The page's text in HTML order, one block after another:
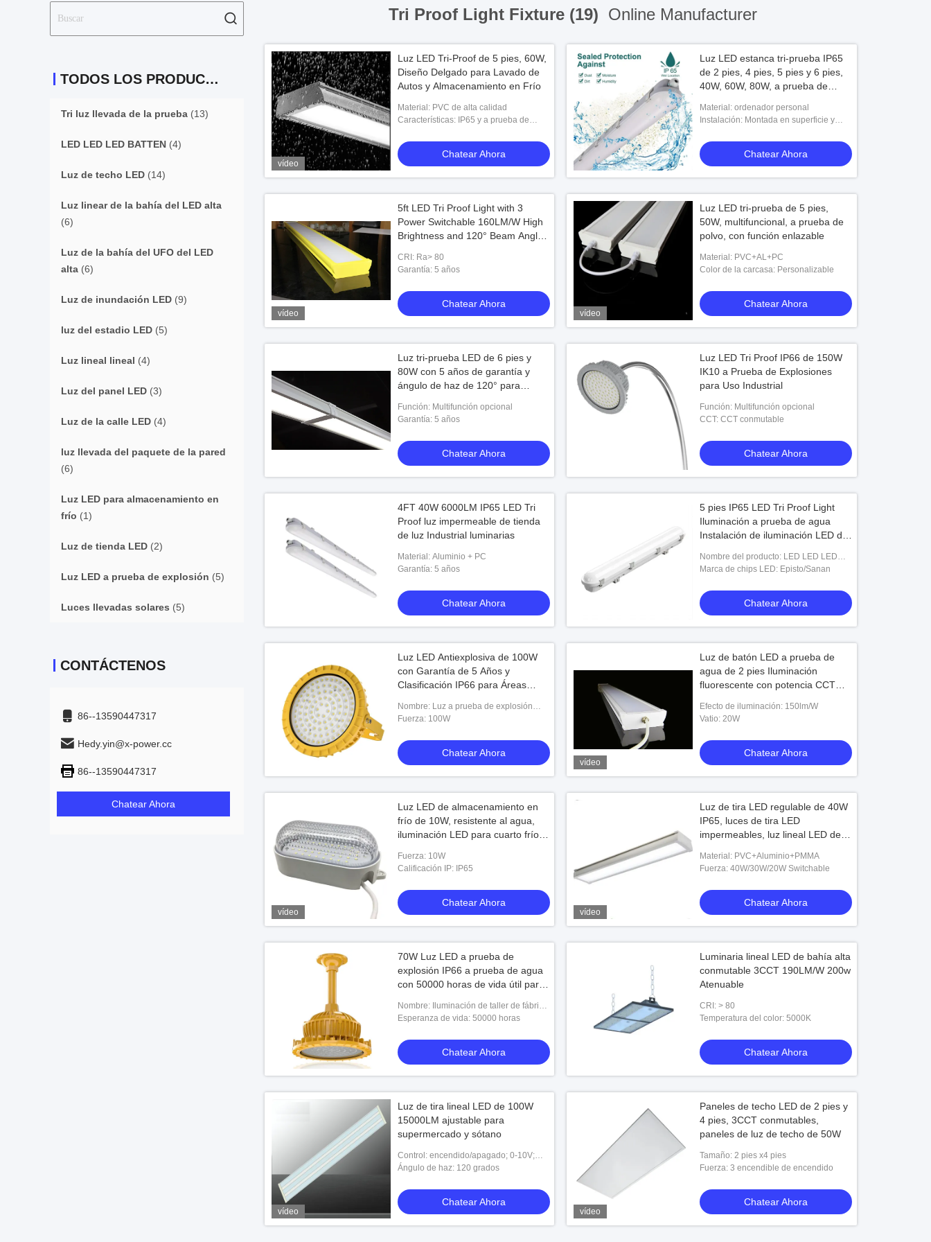
TODOS LOS PRODUCTOS
Tri luz llevada de la prueba (13)
LED LED LED BATTEN (4)
Luz de techo LED (14)
Luz linear de la bahía del LED alta
(6)
Luz de la bahía del UFO del LED
alta (6)
Luz de inundación LED (9)
luz del estadio LED (5)
Luz lineal lineal (4)
Luz del panel LED (3)
Luz de la calle LED (4)
luz llevada del paquete de la pared
(6)
Luz LED para almacenamiento en
frío (1)
Luz de tienda LED (2)
Luz LED a prueba de explosión (5)
Luces llevadas solares (5)
CONTÁCTENOS
86--13590447317
Hedy.yin@x-power.cc
86--13590447317
Chatear Ahora
Tri Proof Light Fixture (19) Online Manufacturer
vídeo
Luz LED Tri-Proof de 5 pies, 60W,
Diseño Delgado para Lavado de
Autos y Almacenamiento en Frío
Material: PVC de alta calidad
Características: IP65 y a prueba de
Chatear Ahora
Luz LED estanca tri-prueba IP65
de 2 pies, 4 pies, 5 pies y 6 pies,
40W, 60W, 80W, a prueba de
tecnología
Material: ordenador personal
Instalación: Montada en superficie y
Chatear Ahora
vídeo
5ft LED Tri Proof Light with 3
Power Switchable 160LM/W High
Brightness and 120° Beam Angle
CRI: Ra> 80
Garantía: 5 años
Chatear Ahora
vídeo
Luz LED tri-prueba de 5 pies,
50W, multifuncional, a prueba de
polvo, con función enlazable
Material: PVC+AL+PC
Color de la carcasa: Personalizable
Chatear Ahora
Luz tri-prueba LED de 6 pies y
80W con 5 años de garantía y
ángulo de haz de 120° para
Función: Multifunción opcional
Garantía: 5 años
Chatear Ahora
Luz LED Tri Proof IP66 de 150W
IK10 a Prueba de Explosiones
para Uso Industrial
Función: Multifunción opcional
CCT: CCT conmutable
Chatear Ahora
4FT 40W 6000LM IP65 LED Tri
Proof luz impermeable de tienda
de luz Industrial luminarias
Material: Aluminio + PC
Garantía: 5 años
Chatear Ahora
5 pies IP65 LED Tri Proof Light
Iluminación a prueba de agua
Instalación de iluminación LED de
Nombre del producto: LED LED LED
BATTEN
Marca de chips LED: Episto/Sanan
Chatear Ahora
Luz LED Antiexplosiva de 100W
con Garantía de 5 Años y
Clasificación IP66 para Áreas
Nombre: Luz a prueba de explosión
LED de 100W
Fuerza: 100W
Chatear Ahora
vídeo
Luz de batón LED a prueba de
agua de 2 pies Iluminación
fluorescente con potencia CCT
Efecto de iluminación: 150lm/W
Vatio: 20W
Chatear Ahora
vídeo
Luz LED de almacenamiento en
frío de 10W, resistente al agua,
iluminación LED para cuarto frío
Fuerza: 10W
Calificación IP: IP65
Chatear Ahora
vídeo
Luz de tira LED regulable de 40W
IP65, luces de tira LED
impermeables, luz lineal LED de
Material: PVC+Aluminio+PMMA
Fuerza: 40W/30W/20W Switchable
Chatear Ahora
70W Luz LED a prueba de
explosión IP66 a prueba de agua
con 50000 horas de vida útil para
Nombre: Iluminación de taller de fábrica
de 70W
Esperanza de vida: 50000 horas
Chatear Ahora
Luminaria lineal LED de bahía alta
conmutable 3CCT 190LM/W 200w
Atenuable
CRI: > 80
Temperatura del color: 5000K
Chatear Ahora
vídeo
Luz de tira lineal LED de 100W
15000LM ajustable para
supermercado y sótano
Control: encendido/apagado; 0-10V;
Dali; Bluetooth DMX/RDM
Ángulo de haz: 120 grados
Chatear Ahora
vídeo
Paneles de techo LED de 2 pies y
4 pies, 3CCT conmutables,
paneles de luz de techo de 50W
Tamaño: 2 pies x4 pies
Fuerza: 3 encendible de encendido
Chatear Ahora